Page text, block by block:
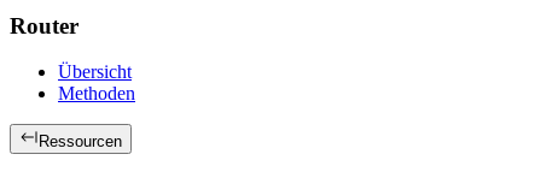
Router
Übersicht
Methoden
Ressourcen